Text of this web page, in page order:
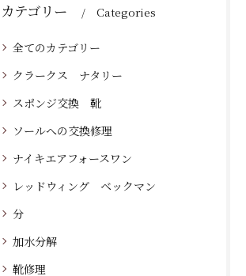
カテゴリー Categories
全てのカテゴリー
クラークス ナタリー
スポンジ交換 靴
ソールへの交換修理
ナイキエアフォースワン
レッドウィング ベックマン
分
加水分解
靴修理